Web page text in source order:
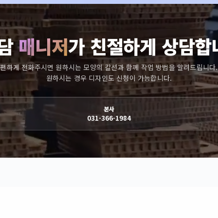
매니저가 친절하게 상담합
편하게 전화주시면 원하시는 모양의 칼선과 함께 작업 방법을 알려드립니다.
원하시는 경우 디자인도 신청이 가능합니다.
본사
031-366-1984